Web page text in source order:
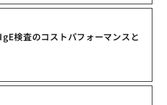
検査のコストパフォーマンスと